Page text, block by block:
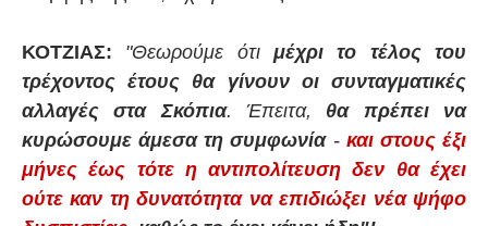
ΚΟΤΖΙΑΣ: "Θεωρούμε ότιμέχρι το τέλος του
τρέχοντος έτους θα γίνουν οι συνταγματικές
αλλαγές στα Σκόπια. Έπειτα, θα πρέπει να
κυρώσουμε άμεσα τη συμφωνία - και στους έξι
μήνες έως τότε η αντιπολίτευση δεν θα έχει
ούτε καν τη δυνατότητα να επιδιώξει νέα ψήφο